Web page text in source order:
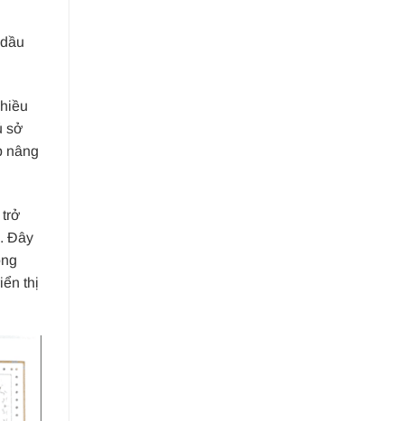
sở
nâng
Đây
thị